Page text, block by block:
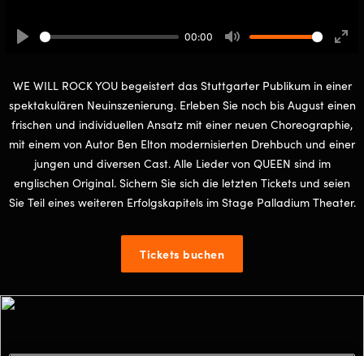
00:00
WE WILL ROCK YOU begeistert das Stuttgarter Publikum in einer
spektakulären Neuinszenierung. Erleben Sie noch bis August einen
frischen und individuellen Ansatz mit einer neuen Choreographie,
mit einem von Autor Ben Elton modernisierten Drehbuch und einer
jungen und diversen Cast. Alle Lieder von QUEEN sind im
englischen Original. Sichern Sie sich die letzten Tickets und seien
Sie Teil eines weiteren Erfolgskapitels im Stage Palladium Theater.
Tickets buchen